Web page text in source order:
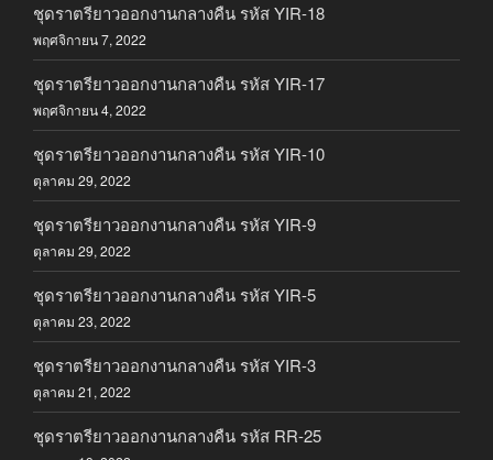
ชุดราตรียาวออกงานกลางคืน รหัส YIR-18
พฤศจิกายน 7, 2022
ชุดราตรียาวออกงานกลางคืน รหัส YIR-17
พฤศจิกายน 4, 2022
ชุดราตรียาวออกงานกลางคืน รหัส YIR-10
ตุลาคม 29, 2022
ชุดราตรียาวออกงานกลางคืน รหัส YIR-9
ตุลาคม 29, 2022
ชุดราตรียาวออกงานกลางคืน รหัส YIR-5
ตุลาคม 23, 2022
ชุดราตรียาวออกงานกลางคืน รหัส YIR-3
ตุลาคม 21, 2022
ชุดราตรียาวออกงานกลางคืน รหัส RR-25